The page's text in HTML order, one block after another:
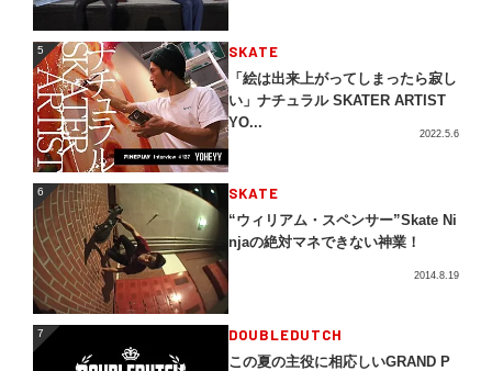
5 SKATE
「絵は出来上がってしまったら寂し
い」ナチュラル SKATER ARTIST
YO...
2022.5.6
6 SKATE
“ウィリアム・スペンサー”Skate Ni
njaの絶対マネできない神業！
2014.8.19
7 DOUBLEDUTCH
この夏の主役に相応しいGRAND P